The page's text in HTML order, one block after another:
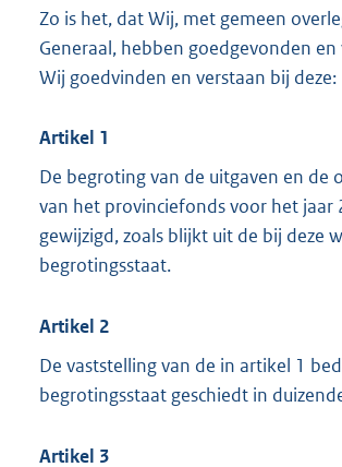
Zo is het, dat Wij, met gemeen
Generaal, hebben goedgevonden
Wij goedvinden en verstaan bij deze:
Artikel 1
De begroting van de uitgaven en de
van het provinciefonds voor het
gewijzigd, zoals blijkt uit de bij deze
begrotingsstaat.
Artikel 2
De vaststelling van de in artikel 1
begrotingsstaat geschiedt in
Artikel 3